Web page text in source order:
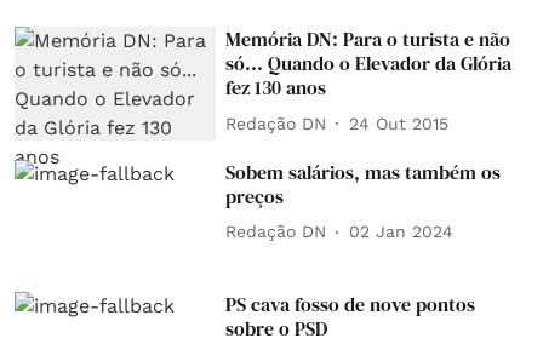
Memória DN: Para o turista e não
só... Quando o Elevador da Glória
fez 130 anos
Redação DN 24 Out 2015
Sobem salários, mas também os
preços
Redação DN 02 Jan 2024
PS cava fosso de nove pontos
sobre o PSD